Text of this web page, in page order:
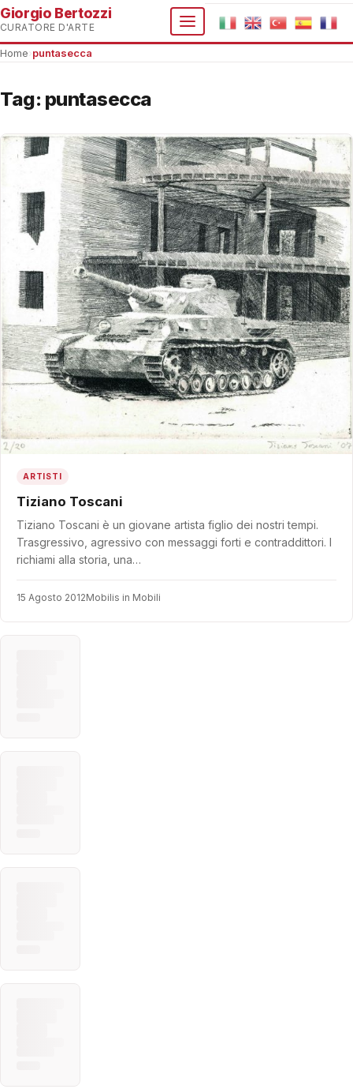
Giorgio Bertozzi
CURATORE D'ARTE
Home puntasecca
Tag: puntasecca
ARTISTI
Tiziano Toscani
Tiziano Toscani è un giovane artista figlio dei nostri tempi.
Trasgressivo, agressivo con messaggi forti e contraddittori. I
richiami alla storia, una…
15 Agosto 2012Mobilis in Mobili